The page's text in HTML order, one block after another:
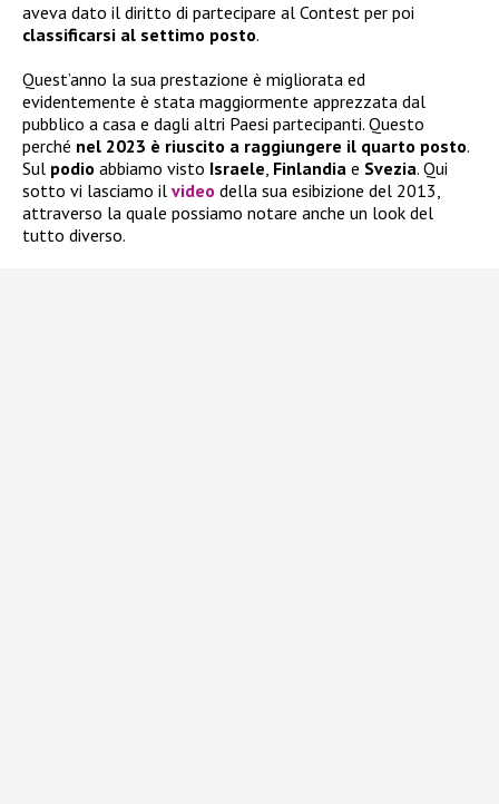
aveva dato il diritto di partecipare al Contest per poi
classificarsi al settimo posto.
Quest’anno la sua prestazione è migliorata ed
evidentemente è stata maggiormente apprezzata dal
pubblico a casa e dagli altri Paesi partecipanti. Questo
perché nel 2023 è riuscito a raggiungere il quarto posto.
Sul podio abbiamo visto Israele, Finlandia e Svezia. Qui
sotto vi lasciamo il video della sua esibizione del 2013,
attraverso la quale possiamo notare anche un look del
tutto diverso.